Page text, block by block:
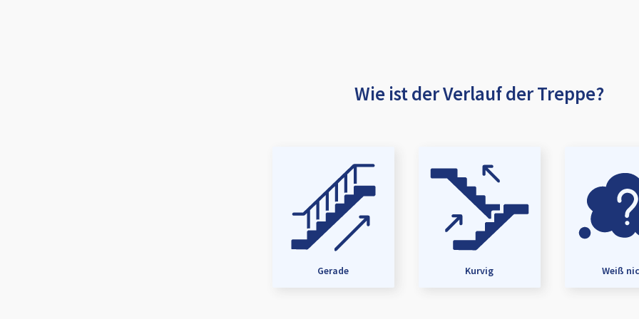
Wie ist der Verlauf der Treppe?
Gerade Kurvig Weiß